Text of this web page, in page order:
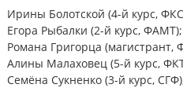
Ирины Болотской (4-й курс,
Егора Рыбалки (2-й курс, ФАМТ);
Романа Григорца (магистрант,
Алины Малаховец (5-й курс,
Семёна Сукненко (3-й курс,